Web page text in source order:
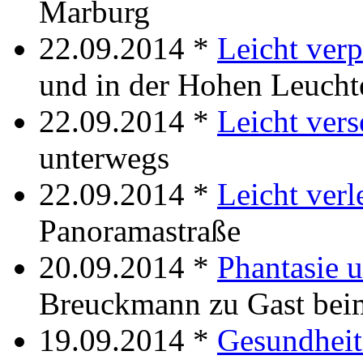
Marburg
22.09.2014 * Leicht
und in der Hohen
22.09.2014 * Leicht
unterwegs
22.09.2014 * Leicht
Panoramastraße
20.09.2014 * Phantasie
Breuckmann zu Gast
19.09.2014 *